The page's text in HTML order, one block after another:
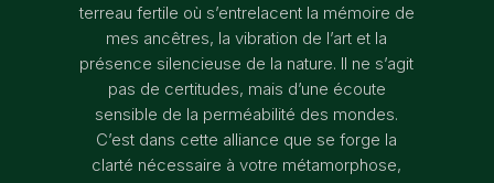
terreau fertile où s’entrelacent la mémoire de
mes ancêtres, la vibration de l’art et la
présence silencieuse de la nature. Il ne s’agit
pas de certitudes, mais d’une écoute
sensible de la perméabilité des mondes.
C’est dans cette alliance que se forge la
clarté nécessaire à votre métamorphose,